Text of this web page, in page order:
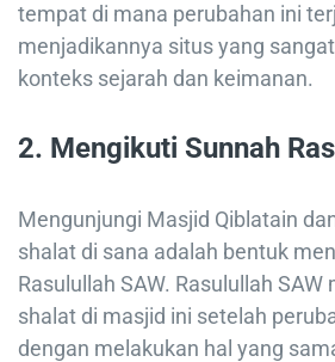
tempat di mana perubahan ini
menjadikannya situs yang
konteks sejarah dan keimanan.
2. Mengikuti Sunnah
Mengunjungi Masjid Qiblatain
shalat di sana adalah bentuk
Rasulullah SAW. Rasulullah
shalat di masjid ini setelah
dengan melakukan hal yang